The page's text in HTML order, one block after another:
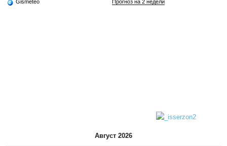
Gismeteo Прогноз на 2 недели
Август 2026